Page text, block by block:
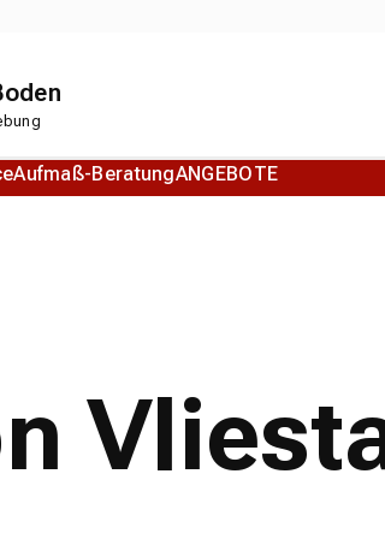
Aufmaß-BeratungANGEBOTE